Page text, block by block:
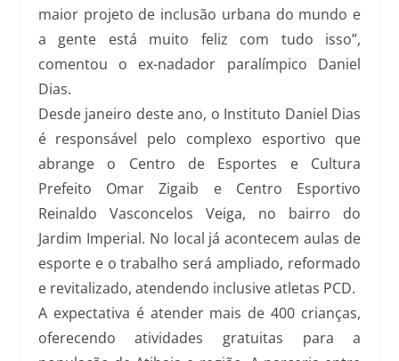
maior projeto de inclusão urbana do mundo e
a gente está muito feliz com tudo isso”,
comentou o ex-nadador paralímpico Daniel
Dias.
Desde janeiro deste ano, o Instituto Daniel Dias
é responsável pelo complexo esportivo que
abrange o Centro de Esportes e Cultura
Prefeito Omar Zigaib e Centro Esportivo
Reinaldo Vasconcelos Veiga, no bairro do
Jardim Imperial. No local já acontecem aulas de
esporte e o trabalho será ampliado, reformado
e revitalizado, atendendo inclusive atletas PCD.
A expectativa é atender mais de 400 crianças,
oferecendo atividades gratuitas para a